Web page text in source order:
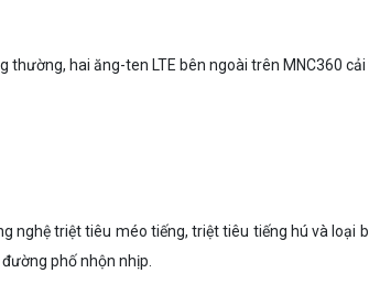
thường, hai ăng-ten LTE bên ngoài trên MNC360
nghệ triệt tiêu méo tiếng, triệt tiêu tiếng hú và
phố nhộn nhịp.